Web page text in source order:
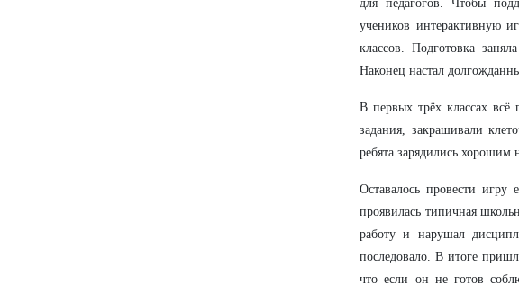
для педагогов. Чтобы
учеников интерактивную
классов. Подготовка
Наконец настал
В первых трёх классах
задания, закрашивали
ребята зарядились хорошим
Оставалось провести
проявилась типичная
работу и нарушал
последовало. В итоге
что если он не готов